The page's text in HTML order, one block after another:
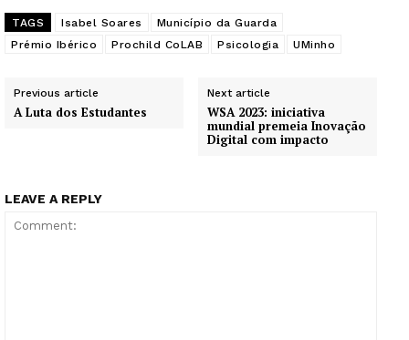
TAGS Isabel Soares
Município da Guarda
Prémio Ibérico
Prochild CoLAB Psicologia UMinho
Previous article
A Luta dos Estudantes
Next article
WSA 2023: iniciativa
mundial premeia Inovação
Digital com impacto
LEAVE A REPLY